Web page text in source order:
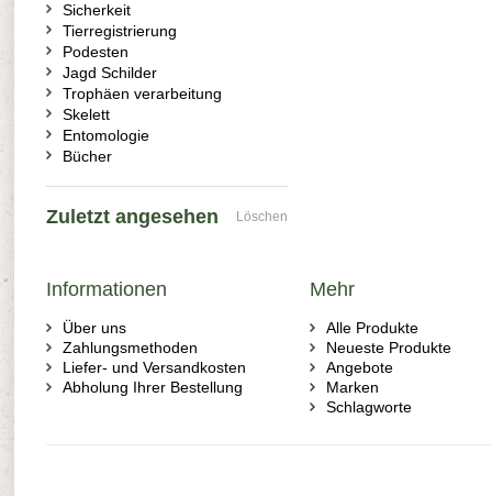
Sicherkeit
Tierregistrierung
Podesten
Jagd Schilder
Trophäen verarbeitung
Skelett
Entomologie
Bücher
Zuletzt angesehen Löschen
Informationen
Über uns
Zahlungsmethoden
Liefer- und Versandkosten
Abholung Ihrer Bestellung
Mehr
Alle Produkte
Neueste Produkte
Angebote
Marken
Schlagworte